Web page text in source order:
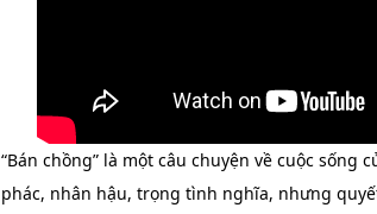
“Bán chồng” là một câu chuyện về cuộc sống
phác, nhân hậu, trọng tình nghĩa, nhưng